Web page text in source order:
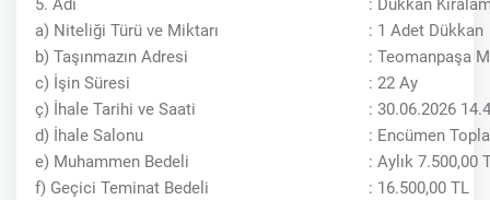
5. Adı
: Dükkan
a) Niteliği Türü ve Miktarı
: 1 Adet Dükkan
b) Taşınmazın Adresi
: Teomanpaşa
c) İşin Süresi
: 22 Ay
ç) İhale Tarihi ve Saati
: 30.06.2026
d) İhale Salonu
: Encümen
e) Muhammen Bedeli
: Aylık 7.500,00
f) Geçici Teminat Bedeli
: 16.500,00 TL